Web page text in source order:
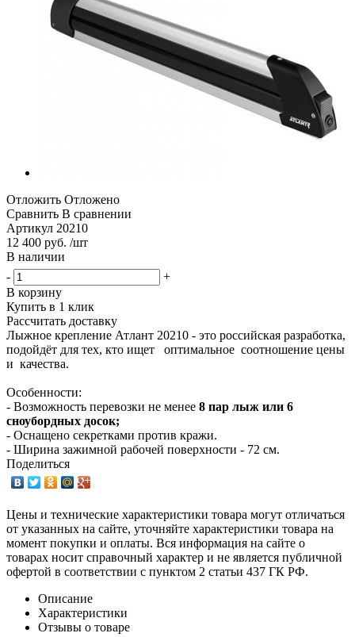
Отложить Отложено
Сравнить В сравнении
Артикул 20210
12 400 руб. /шт
В наличии
-
+
В корзину
Купить в 1 клик
Рассчитать доставку
Лыжное крепление Атлант 20210 - это российская разработка,
подойдёт для тех, кто ищет оптимальное соотношение цены
и качества.
Особенности:
- Возможность перевозки не менее 8 пар лыж или 6
сноубордных досок;
- Оснащено секретками против кражи.
- Ширина зажимной рабочей поверхности - 72 см.
Поделиться
Цены и технические характеристики товара могут отличаться
от указанных на сайте, уточняйте характеристики товара на
момент покупки и оплаты. Вся информация на сайте о
товарах носит справочный характер и не является публичной
офертой в соответствии с пунктом 2 статьи 437 ГК РФ.
Описание
Характеристики
Отзывы о товаре